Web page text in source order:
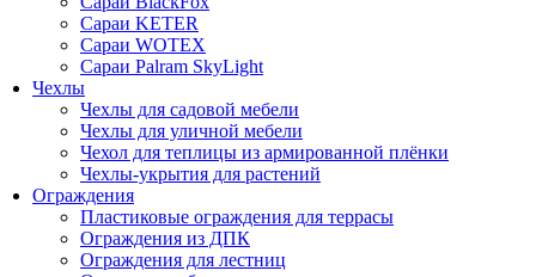
Сараи KETER
Сараи WOTEX
Сараи Palram SkyLight
Чехлы
Чехлы для садовой мебели
Чехлы для уличной мебели
Чехол для теплицы из армированной плёнки
Чехлы-укрытия для растений
Ограждения
Пластиковые ограждения для террасы
Ограждения из ДПК
Ограждения для лестниц